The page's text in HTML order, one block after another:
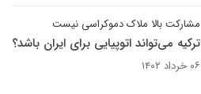
مشارکت بالا ملاک دموکراسی نیست
ترکیه می‌تواند اتوپیایی برای ایران باشد؟
۰۶ خرداد ۱۴۰۲